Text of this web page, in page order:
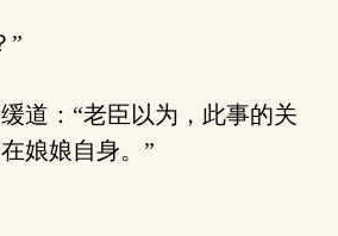
”
道：“老臣以为，此事的关
娘娘自身。”